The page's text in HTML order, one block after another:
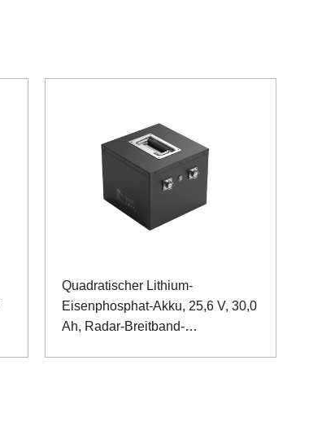
Quadratischer Lithium-
Eisenphosphat-Akku, 25,6 V, 30,0
Ah, Radar-Breitband-